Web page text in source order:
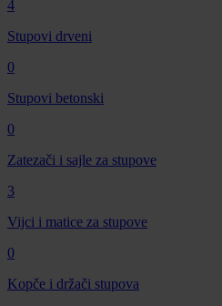
4
Stupovi drveni
0
Stupovi betonski
0
Zatezači i sajle za stupove
3
Vijci i matice za stupove
0
Kopče i držači stupova